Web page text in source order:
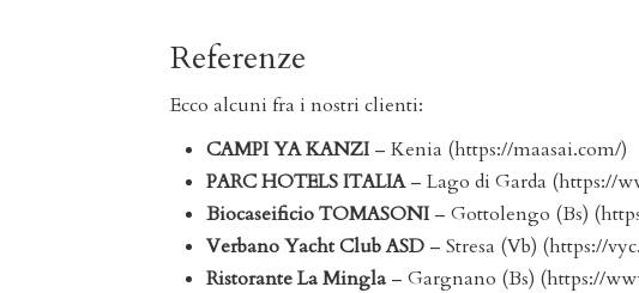
Referenze
Ecco alcuni fra i nostri clienti:
CAMPI YA KANZI – Kenia (https://maasai.com/)
PARC HOTELS ITALIA– Lago di Garda (https://
Biocaseificio TOMASONI – Gottolengo (Bs)
Verbano Yacht Club ASD – Stresa (Vb) (https://
Ristorante La Mingla – Gargnano (Bs) (https://